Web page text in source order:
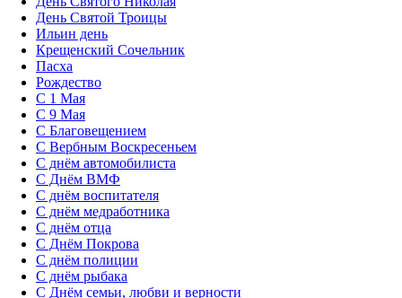
День Святой Троицы
Ильин день
Крещенский Сочельник
Пасха
Рождество
С 1 Мая
С 9 Мая
С Благовещением
С Вербным Воскресеньем
С днём автомобилиста
С Днём ВМФ
С днём воспитателя
С днём медработника
С днём отца
С Днём Покрова
С днём полиции
С днём рыбака
С Днём семьи, любви и верности